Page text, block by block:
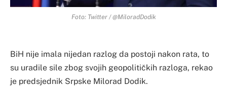
Foto: Twitter / @MiloradDodik
BiH nije imala nijedan razlog da postoji nakon rata, to
su uradile sile zbog svojih geopolitičkih razloga, rekao
je predsjednik Srpske Milorad Dodik.